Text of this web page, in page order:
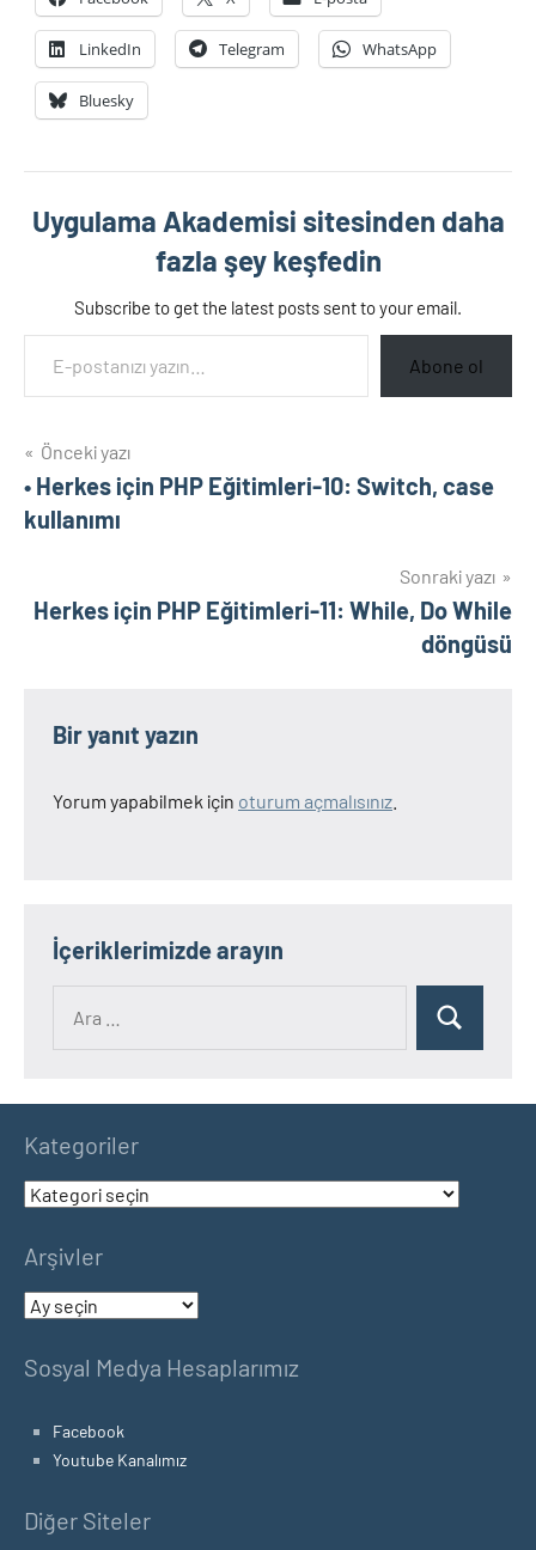
LinkedIn Telegram WhatsApp
Bluesky
Uygulama Akademisi sitesinden daha
fazla şey keşfedin
Subscribe to get the latest posts sent to your email.
E-postanızı yazın…
Abone ol
Yazı
gezinmesi
Önceki yazı
• Herkes için PHP Eğitimleri-10: Switch, case
kullanımı
Sonraki yazı
Herkes için PHP Eğitimleri-11: While, Do While
döngüsü
Bir yanıt yazın
Yorum yapabilmek için oturum açmalısınız
İçeriklerimizde arayın
Ara
Kategoriler
Kategoriler
Arşivler
Arşivler
Sosyal Medya Hesaplarımız
Facebook
Youtube Kanalımız
Diğer Siteler